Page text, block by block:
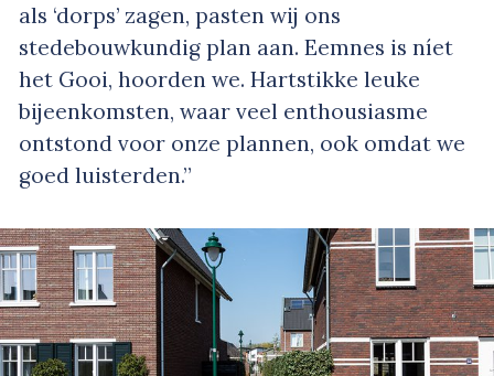
als ‘dorps’ zagen, pasten wij ons
stedebouwkundig plan aan. Eemnes is níet
het Gooi, hoorden we. Hartstikke leuke
bijeenkomsten, waar veel enthousiasme
ontstond voor onze plannen, ook omdat we
goed luisterden.”